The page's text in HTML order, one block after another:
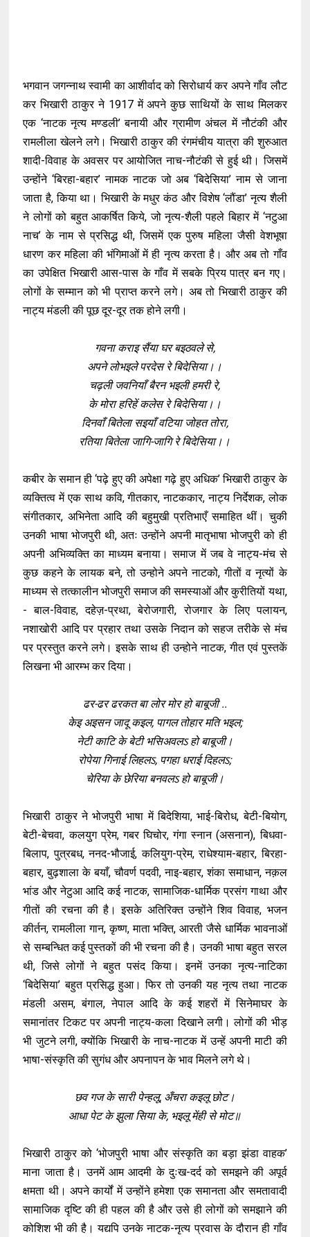
भगवान जगन्नाथ स्वामी का आशीर्वाद को सिरोधार्य कर अपने गाँव लौट
कर भिखारी ठाकुर ने 1917 में अपने कुछ साथियों के साथ मिलकर
एक ‘नाटक नृत्य मण्डली’ बनायी और ग्रामीण अंचल में नौटंकी और
रामलीला खेलने लगे। भिखारी ठाकुर की रंगमंचीय यात्रा की शुरुआत
शादी-विवाह के अवसर पर आयोजित नाच-नौटंकी से हुई थी। जिसमें
उन्होंने ‘बिरहा-बहार’ नामक नाटक जो अब ‘बिदेसिया’ नाम से जाना
जाता है, किया था। भिखारी के मधुर कंठ और विशेष ‘लौंडा’ नृत्य शैली
ने लोगों को बहुत आकर्षित किये, जो नृत्य-शैली पहले बिहार में ‘नटुआ
नाच’ के नाम से प्रसिद्ध थी, जिसमें एक पुरुष महिला जैसी वेशभूषा
धारण कर महिला की भंगिमाओं में ही नृत्य करता है। और अब तो गाँव
का उपेक्षित भिखारी आस-पास के गाँव में सबके प्रिय पात्र बन गए।
लोगों के सम्मान को भी प्राप्त करने लगे। अब तो भिखारी ठाकुर की
नाट्य मंडली की पूछ दूर-दूर तक होने लगी।
गवना कराइ सैंया घर बइठवले से,
अपने लोभइले परदेस रे बिदेसिया।।
चढ़ली जवनियाँ बैरन भइली हमरी रे,
के मोरा हरिहें कलेस रे बिदेसिया।।
दिनवाँ बितेला सइयाँ वटिया जोहत तोरा,
रतिया बितेला जागि-जागि रे बिदेसिया।।
कबीर के समान ही ‘पढ़े हुए की अपेक्षा गढ़े हुए अधिक’ भिखारी ठाकुर के
व्यक्तित्व में एक साथ कवि, गीतकार, नाटककार, नाट्य निर्देशक, लोक
संगीतकार, अभिनेता आदि की बहुमुखी प्रतिभाएँ समाहित थीं। चुकी
उनकी भाषा भोजपुरी थी, अतः उन्होंने अपनी मातृभाषा भोजपुरी को ही
अपनी अभिव्यक्ति का माध्यम बनाया। समाज में जब वे नाट्य-मंच से
कुछ कहने के लायक बने, तो उन्होने अपने नाटको, गीतों व नृत्यों के
माध्यम से तत्कालीन भोजपुरी समाज की समस्याओं और कुरीतियों यथा,
- बाल-विवाह, दहेज़-प्रथा, बेरोजगारी, रोजगार के लिए पलायन,
नशाखोरी आदि पर प्रहार तथा उसके निदान को सहज तरीके से मंच
पर प्रस्तुत करने लगे। इसके साथ ही उन्होने नाटक, गीत एवं पुस्तकें
लिखना भी आरम्भ कर दिया।
ढर-ढर ढरकत बा लोर मोर हो बाबूजी ..
केइ अइसन जादू कइल, पागल तोहार मति भइल;
नेटी काटि के बेटी भसिअवलऽ हो बाबूजी।
रोपेया गिनाई लिहलऽ, पगहा धराई दिहलऽ;
चेरिया के छेरिया बनवलऽ हो बाबूजी।
भिखारी ठाकुर ने भोजपुरी भाषा में बिदेशिया, भाई-बिरोध, बेटी-बियोग,
बेटी-बेचवा, कलयुग प्रेम, गबर घिचोर, गंगा स्नान (असनान), बिधवा-
बिलाप, पुत्रबध, ननद-भौजाई, कलियुग-प्रेम, राधेश्याम-बहार, बिरहा-
बहार, बुढ़शाला के बयाँ, चौवर्ण पदवी, नाइ-बहार, शंका समाधान, नक़ल
भांड और नेटुआ आदि कई नाटक, सामाजिक-धार्मिक प्रसंग गाथा और
गीतों की रचना की है। इसके अतिरिक्त उन्होंने शिव विवाह, भजन
कीर्तन, रामलीला गान, कृष्ण, माता भक्ति, आरती जैसे धार्मिक भावनाओं
से सम्बन्धित कई पुस्तकों की भी रचना की है। उनकी भाषा बहुत सरल
थी, जिसे लोगों ने बहुत पसंद किया। इनमें उनका नृत्य-नाटिका
‘बिदेसिया’ बहुत प्रसिद्ध हुआ। फिर तो उनकी यह नृत्य तथा नाटक
मंडली असम, बंगाल, नेपाल आदि के कई शहरों में सिनेमाघर के
समानांतर टिकट पर अपनी नाट्य-कला दिखाने लगी। लोगों की भीड़
भी जुटने लगी, क्योंकि भिखारी के नाच-नाटक में उन्हें अपनी माटी की
भाषा-संस्कृति की सुगंध और अपनापन के भाव मिलने लगे थे।
छव गज के सारी पेन्हलू, अँचरा कइलू छोट।
आधा पेट के झुला सिया के, भइलू मेंही से मोट॥
भिखारी ठाकुर को ‘भोजपुरी भाषा और संस्कृति का बड़ा झंडा वाहक’
माना जाता है। उनमें आम आदमी के दुःख-दर्द को समझने की अपूर्व
क्षमता थी। अपने कार्यों में उन्होंने हमेशा एक समानता और समतावादी
सामाजिक दृष्टि की ही पहल की है और उसे ही लोगों को समझाने की
कोशिश भी की है। यद्यपि उनके नाटक-नृत्य प्रवास के दौरान ही गाँव